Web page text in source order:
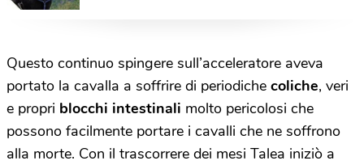
Questo continuo spingere sull’acceleratore aveva
portato la cavalla a soffrire di periodiche coliche, veri
e propri blocchi intestinali molto pericolosi che
possono facilmente portare i cavalli che ne soffrono
alla morte. Con il trascorrere dei mesi Talea iniziò a